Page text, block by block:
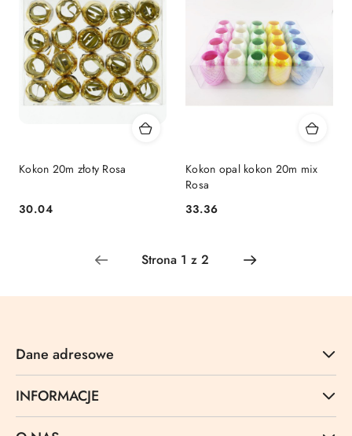
Kokon 20m złoty Rosa
Cena:
30.04
Kokon opal kokon 20m mix
Rosa
Cena:
33.36
Dane adresowe
INFORMACJE